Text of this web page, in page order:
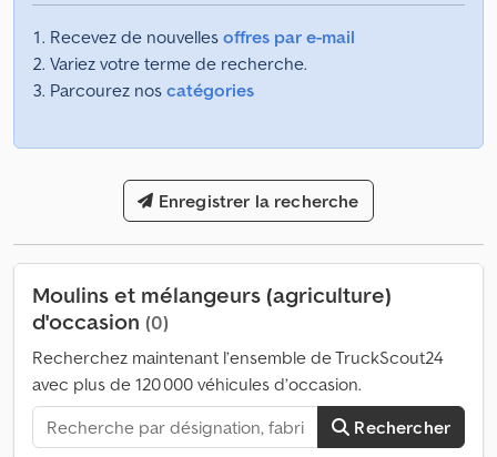
Recevez de nouvelles offres par e-mail
Variez votre terme de recherche.
Parcourez nos catégories
Enregistrer la recherche
Moulins et mélangeurs (agriculture)
d'occasion (0)
Recherchez maintenant l’ensemble de TruckScout24
avec plus de 120 000 véhicules d’occasion.
Rechercher